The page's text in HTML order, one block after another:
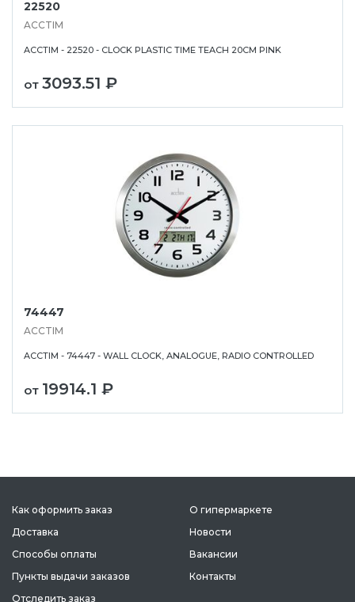
22520
ACCTIM
ACCTIM - 22520 - CLOCK PLASTIC TIME TEACH 20CM PINK
от 3093.51 ₽
74447
ACCTIM
ACCTIM - 74447 - WALL CLOCK, ANALOGUE, RADIO CONTROLLED
от 19914.1 ₽
Как оформить заказ
Доставка
Способы оплаты
Пункты выдачи заказов
Отследить заказ
О гипермаркете
Новости
Вакансии
Контакты